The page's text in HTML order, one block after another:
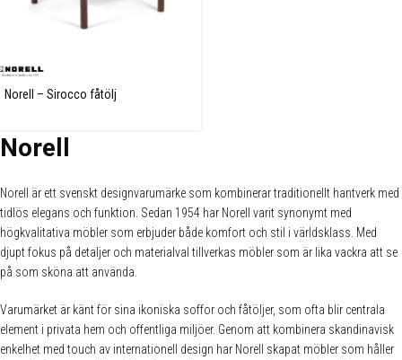
✕
Norell – Sirocco fåtölj
Norell
Norell är ett svenskt designvarumärke som kombinerar traditionellt hantverk med
tidlös elegans och funktion. Sedan 1954 har Norell varit synonymt med
högkvalitativa möbler som erbjuder både komfort och stil i världsklass. Med
djupt fokus på detaljer och materialval tillverkas möbler som är lika vackra att se
på som sköna att använda.
Varumärket är känt för sina ikoniska soffor och fåtöljer, som ofta blir centrala
element i privata hem och offentliga miljöer. Genom att kombinera skandinavisk
enkelhet med touch av internationell design har Norell skapat möbler som håller